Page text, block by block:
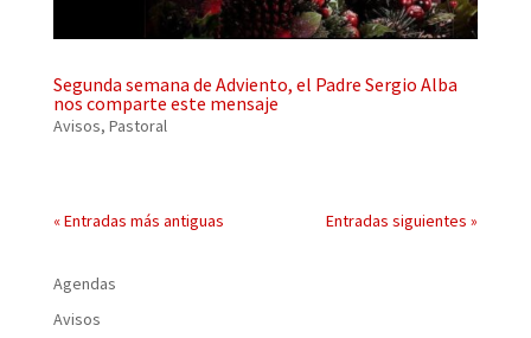
Segunda semana de Adviento, el Padre Sergio Alba
nos comparte este mensaje
Avisos, Pastoral
« Entradas más antiguas Entradas siguientes »
Agendas
Avisos